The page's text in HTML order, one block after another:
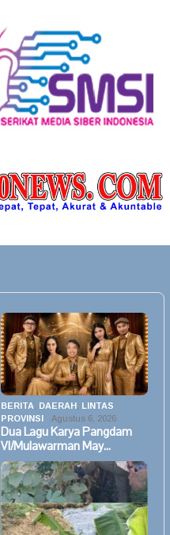
BERITA DAERAH LINTAS
PROVINSI
Agustus 6, 2026
Dua Lagu Karya Pangdam
VI/Mulawarman May…